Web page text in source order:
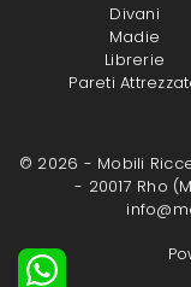
Divani
Madie
Librerie
Pareti
© 2026 - Mobili
- 20017 Rho